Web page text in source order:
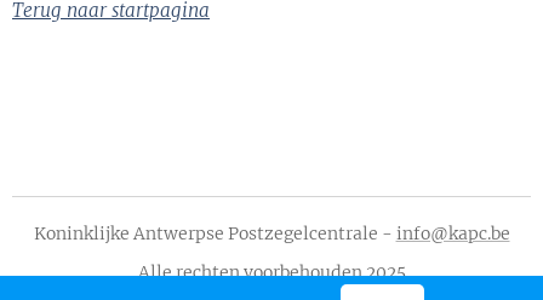
Terug naar startpagina
Koninklijke Antwerpse Postzegelcentrale - info@kapc.be
Alle rechten voorbehouden 2025